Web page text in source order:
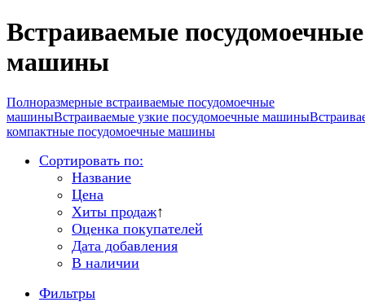
Встраиваемые посудомоечные
машины
Полноразмерные встраиваемые посудомоечные
машиныВстраиваемые узкие посудомоечные машины
компактные посудомоечные машины
Сортировать по:
Название
Цена
Хиты продаж↑
Оценка покупателей
Дата добавления
В наличии
Фильтры